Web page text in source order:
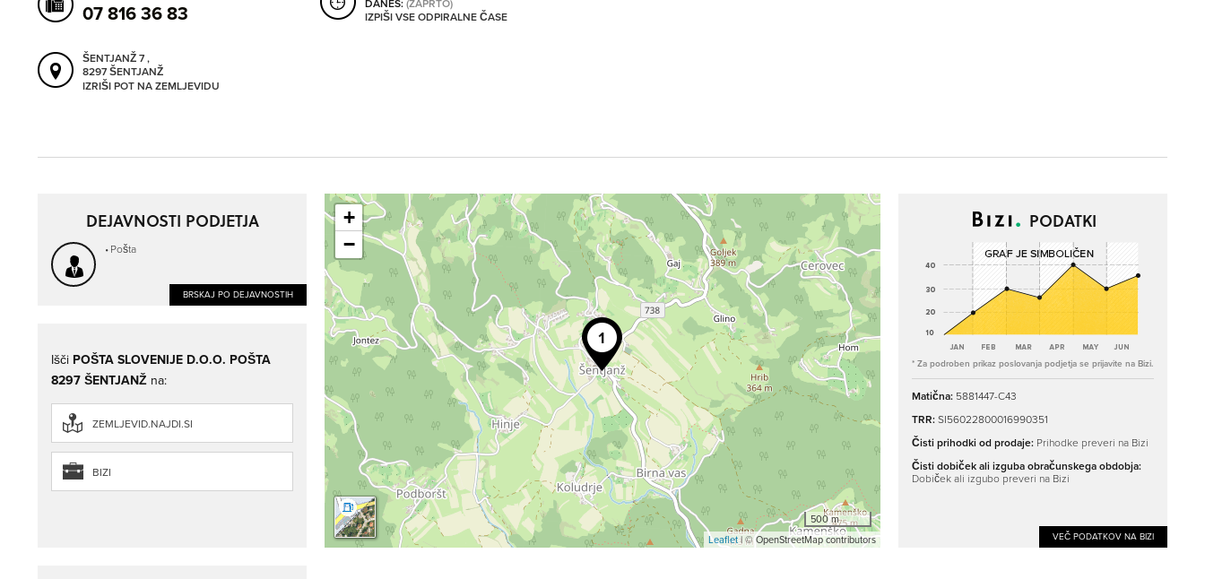
07 816 36 83
ŠENTJANŽ 7 ,
8297 ŠENTJANŽ
IZRIŠI POT NA ZEMLJEVIDU
DANES:(ZAPRTO)
IZPIŠI VSE ODPIRALNE ČASE
DEJAVNOSTI PODJETJA
Pošta
BRSKAJ PO DEJAVNOSTIH
+
−
500 m
Leaflet| © OpenStreetMap contributors
PODATKI
* Za podroben prikaz poslovanja podjetja se prijavite na Bizi.
Matična: 5881447-C43
TRR:SI56022800016990351
Čisti prihodki od prodaje: Prihodke preveri na Bizi
Čisti dobiček ali izguba obračunskega obdobja:
Dobiček ali izgubo preveri na Bizi
VEČ PODATKOV NA BIZI
Išči POŠTA SLOVENIJE D.O.O. POŠTA
8297 ŠENTJANŽ na:
ZEMLJEVID.NAJDI.SI
BIZI